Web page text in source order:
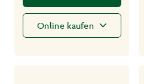
Online kaufen